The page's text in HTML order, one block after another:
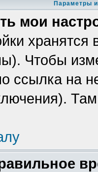
Параметры
мои
Чтобы
ссылка на